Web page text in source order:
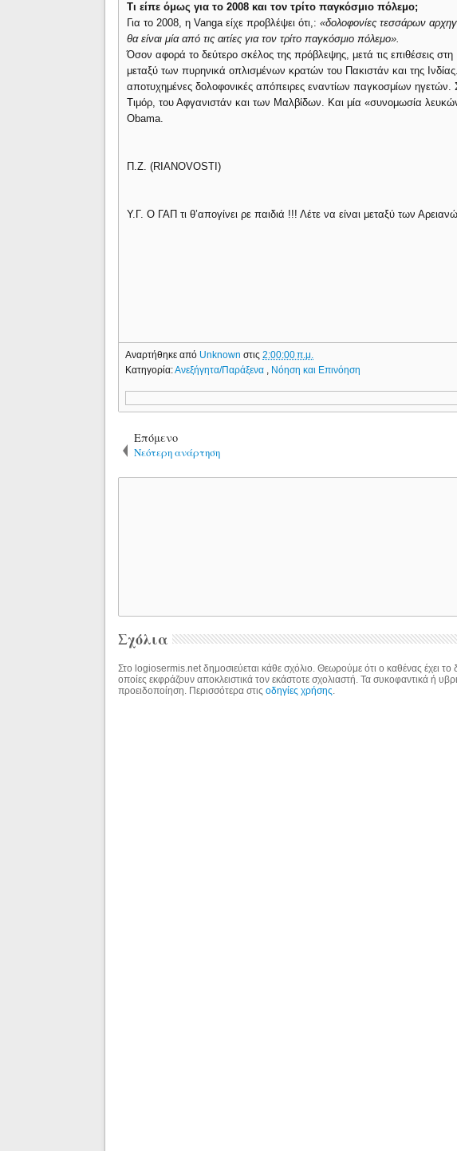
Τι είπε όμως για το 2008 και τον τρίτο παγκόσμιο πόλεμο;
Για το 2008, η Vanga είχε προβλέψει ότι,:«δολοφονίες τεσσάρων
θα είναι μία από τις αιτίες για τον τρίτο παγκόσμιο πόλεμο».
Όσον αφορά το δεύτερο σκέλος της πρόβλεψης, μετά τις επιθέσεις
μεταξύ των πυρηνικά οπλισμένων κρατών του Πακιστάν και της
αποτυχημένες δολοφονικές απόπειρες εναντίων παγκοσμίων
Τιμόρ, του Αφγανιστάν και των Μαλβίδων. Και μία «συνομωσία
Obama.
Π.Ζ. (RIANOVOSTI)
Υ.Γ. Ο ΓΑΠ τι θ’απογίνει ρε παιδιά !!! Λέτε να είναι μεταξύ των
Αναρτήθηκε από Unknownστις2:00:00 π.μ.
Κατηγορία:Ανεξήγητα/Παράξενα Νόηση και Επινόηση
Επόμενο
Νεότερη ανάρτηση
Σχόλια
Στο logiosermis.net δημοσιεύεται κάθε σχόλιο. Θεωρούμε ότι ο καθένας έχει το
οποίες εκφράζουν αποκλειστικά τον εκάστοτε σχολιαστή. Τα συκοφαντικά ή
προειδοποίηση. Περισσότερα στιςοδηγίες χρήσης